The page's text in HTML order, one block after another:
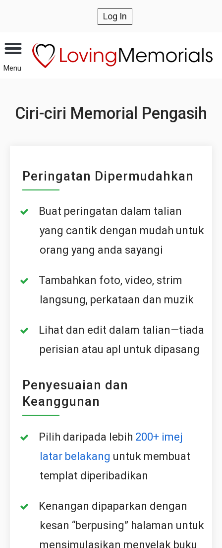
Log In
Menu
Ciri-ciri Memorial Pengasih
Peringatan Dipermudahkan
Buat peringatan dalam talian
yang cantik dengan mudah untuk
orang yang anda sayangi
Tambahkan foto, video, strim
langsung, perkataan dan muzik
Lihat dan edit dalam talian—tiada
perisian atau apl untuk dipasang
Penyesuaian dan
Keanggunan
Pilih daripada lebih 200+ imej
latar belakang untuk membuat
templat diperibadikan
Kenangan dipaparkan dengan
kesan “berpusing” halaman untuk
mensimulasikan menyelak buku